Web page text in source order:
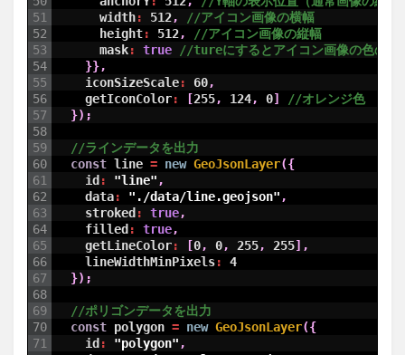
51
52
53
54
55
56
57
58
59
60
61
62
63
64
65
66
67
68
69
70
71
width: 512,
//アイコン画像の横幅
height: 512,
//アイコン画像の縦幅
mask: true
//tureにするとアイコン画像の色の上
}},
iconSizeScale: 60,
getIconColor: [255, 124, 0]
//オレンジ色
}) ;
//ラインデータを出力
const line = new GeoJsonLayer({
id : "line" ,
data: "./data/line.geojson" ,
stroked : true,
filled : true,
getLineColor: [0, 0, 255, 255] ,
lineWidthMinPixels:
4
}) ;
//ポリゴンデータを出力
const polygon = new GeoJsonLayer({
id : "polygon" ,